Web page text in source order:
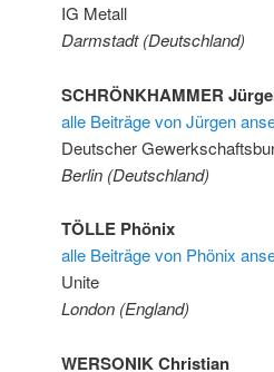
IG Metall
Darmstadt (Deutschland)
SCHRÖNKHAMMER
alle Beiträge von Jürgen
Deutscher
Berlin (Deutschland)
TÖLLE Phönix
alle Beiträge von Phönix
Unite
London (England)
WERSONIK Christian